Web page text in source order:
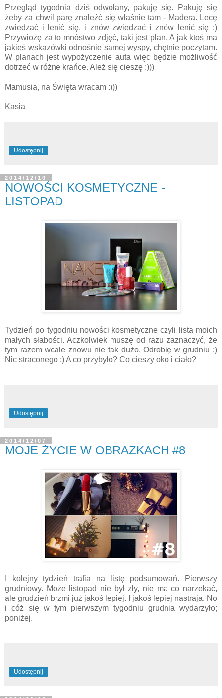
Przegląd tygodnia dziś odwołany, pakuję się. Pakuję się
żeby za chwil parę znaleźć się właśnie tam - Madera. Lecę
zwiedzać i lenić się, i znów zwiedzać i znów lenić się :)
Przywiozę za to mnóstwo zdjęć, taki jest plan. A jak ktoś ma
jakieś wskazówki odnośnie samej wyspy, chętnie poczytam.
W planach jest wypożyczenie auta więc będzie możliwość
dotrzeć w różne krańce. Ależ się cieszę :)))
Mamusia, na Święta wracam :)))
Kasia
Udostępnij
2014/12/10
NOWOŚCI KOSMETYCZNE -
LISTOPAD
Tydzień po tygodniu nowości kosmetyczne czyli lista moich
małych słabości. Aczkolwiek muszę od razu zaznaczyć, że
tym razem wcale znowu nie tak dużo. Odrobię w grudniu ;)
Nic straconego ;) A co przybyło? Co cieszy oko i ciało?
Udostępnij
2014/12/07
MOJE ŻYCIE W OBRAZKACH #8
I kolejny tydzień trafia na listę podsumowań. Pierwszy
grudniowy. Może listopad nie był zły, nie ma co narzekać,
ale grudzień brzmi już jakoś lepiej. I jakoś lepiej nastraja. No
i cóż się w tym pierwszym tygodniu grudnia wydarzyło;
poniżej.
Udostępnij